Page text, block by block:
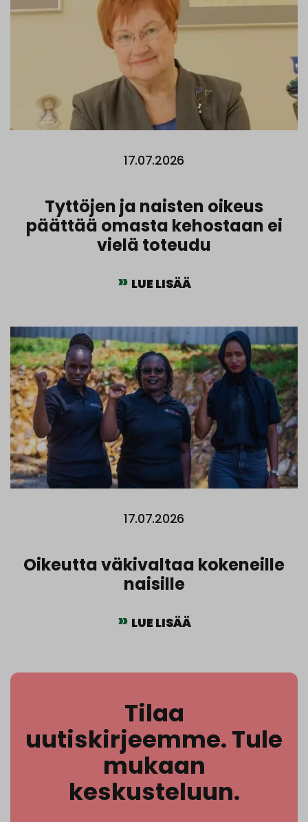
17.07.2026
Tyttöjen ja naisten oikeus
päättää omasta kehostaan ei
vielä toteudu
LUE LISÄÄ
17.07.2026
Oikeutta väkivaltaa kokeneille
naisille
LUE LISÄÄ
Tilaa
uutiskirjeemme. Tule
mukaan
keskusteluun.